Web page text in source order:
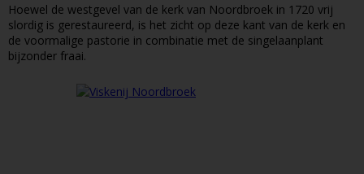
Hoewel de westgevel van de kerk van Noordbroek in 1720 vrij
slordig is gerestaureerd, is het zicht op deze kant van de kerk en
de voormalige pastorie in combinatie met de singelaanplant
bijzonder fraai.